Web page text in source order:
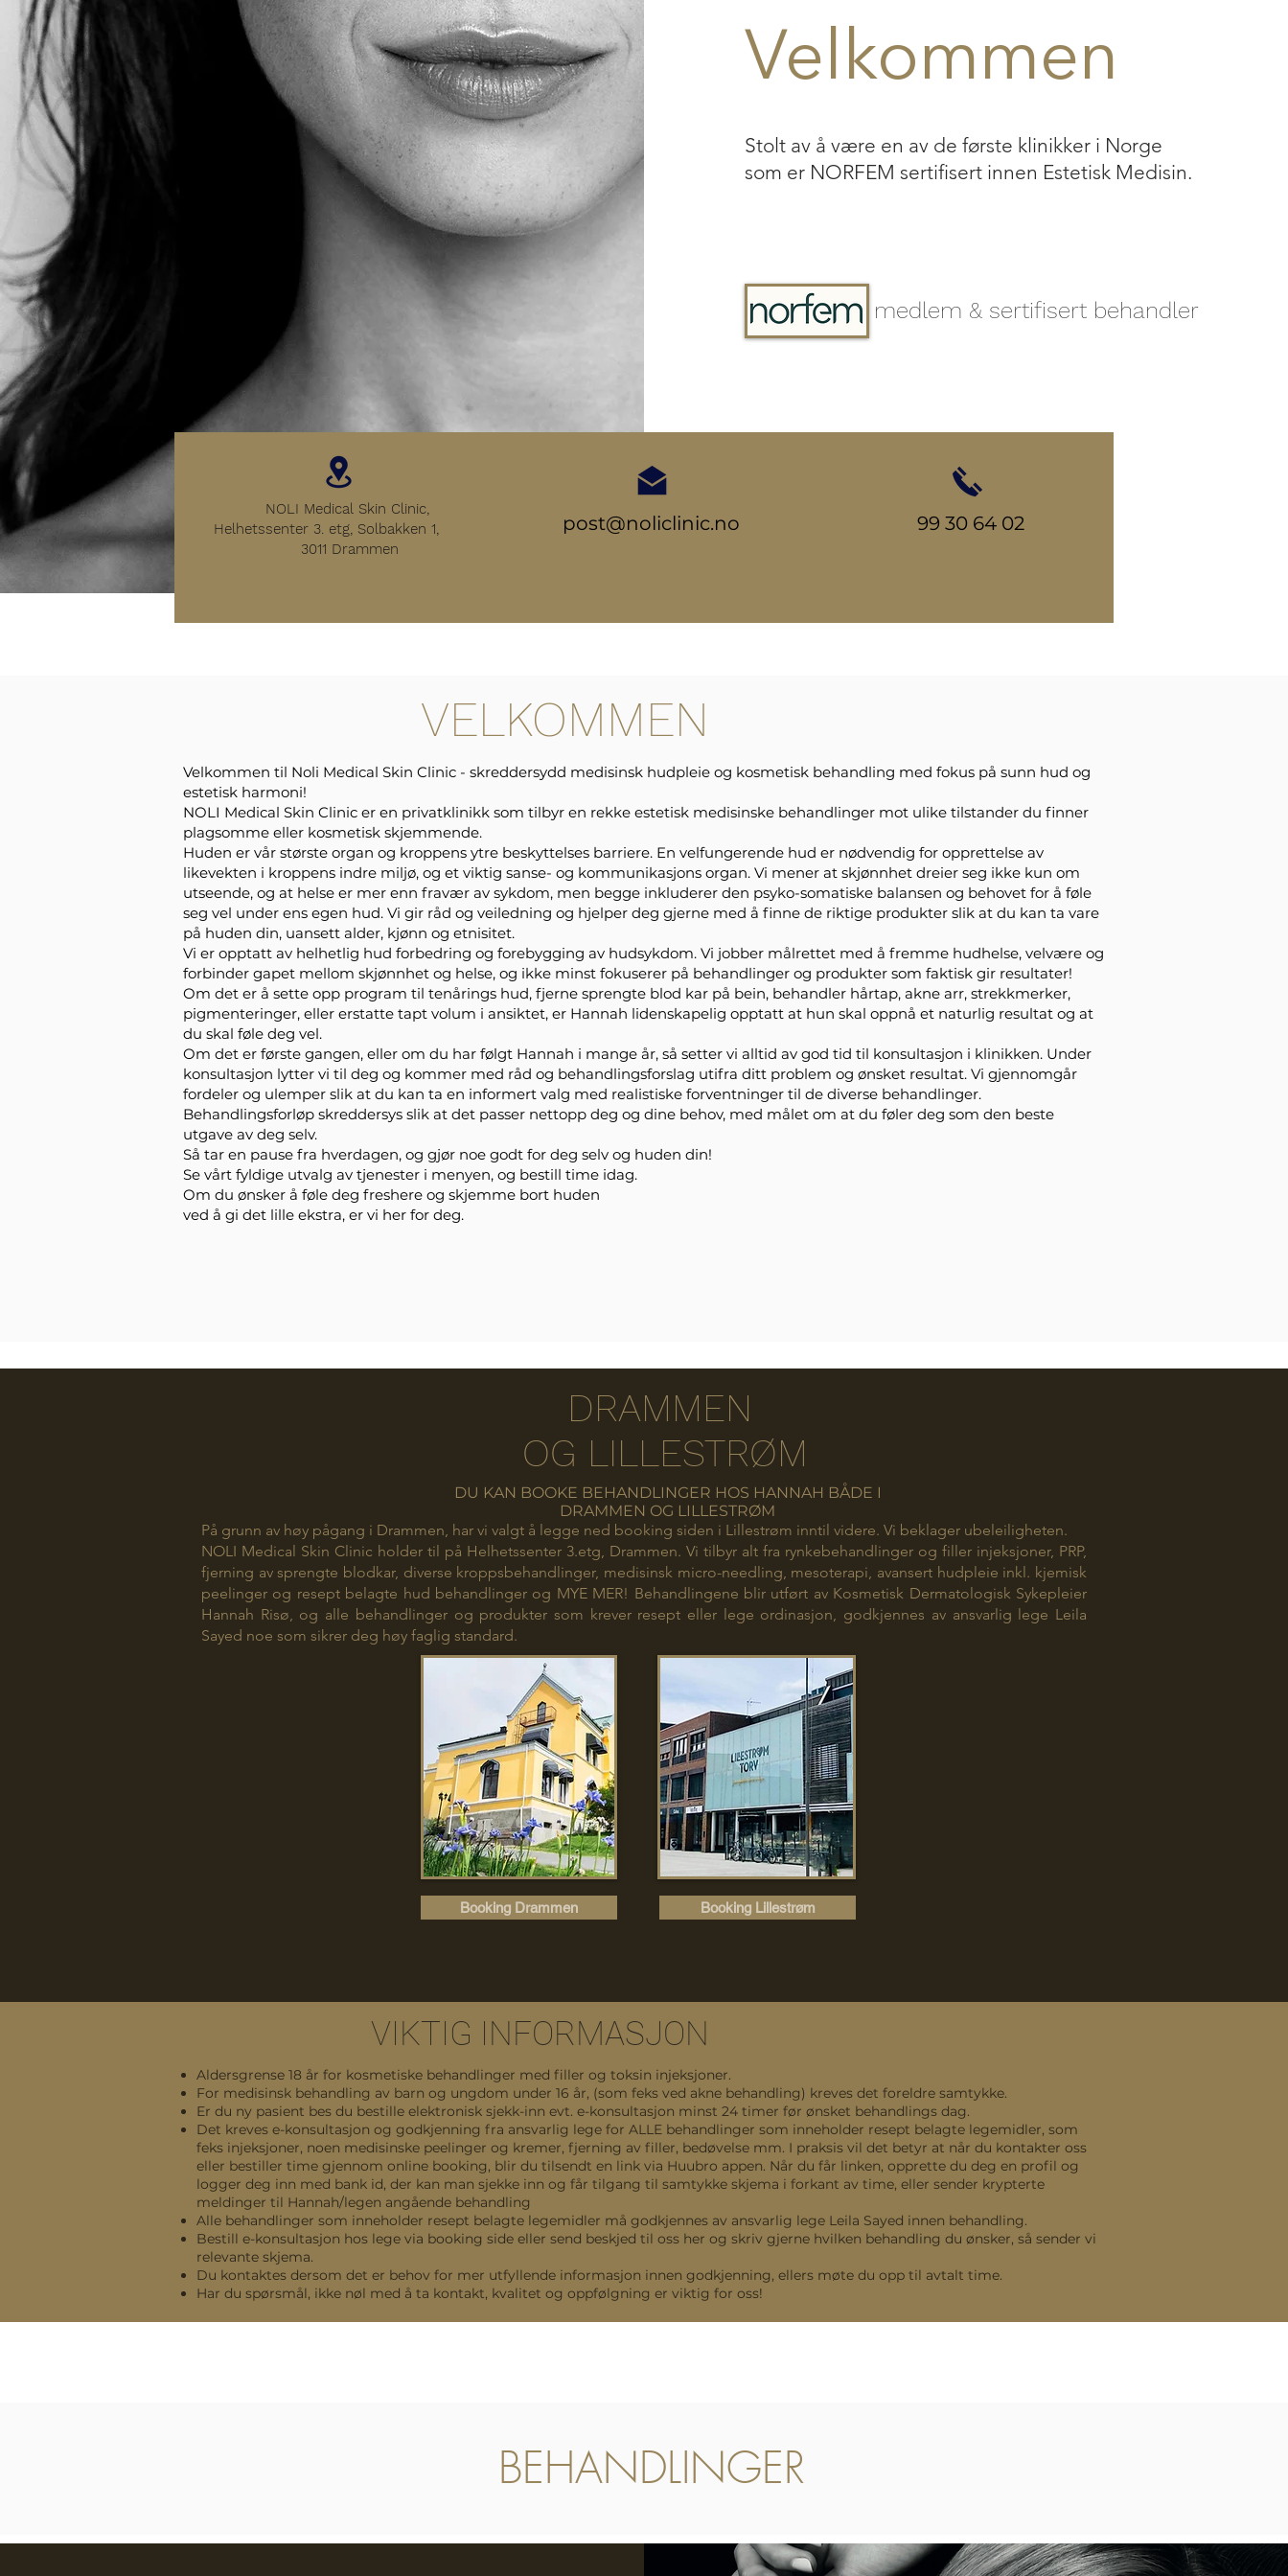
Velkommen
Stolt av å være en av de første klinikker i Norge
som er NORFEM sertifisert innen Estetisk Medisin.
medlem & sertifisert behandler
NOLI Medical Skin Clinic,
Helhetssenter 3. etg, Solbakken 1,
3011 Drammen
post@noliclinic.no 99 30 64 02
VELKOMMEN
Velkommen til Noli Medical Skin Clinic - skreddersydd medisinsk hudpleie og kosmetisk behandling med fokus på sunn hud og
estetisk harmoni!
NOLI Medical Skin Clinic er en privatklinikk som tilbyr en rekke estetisk medisinske behandlinger mot ulike tilstander du finner
plagsomme eller kosmetisk skjemmende.
Huden er vår største organ og kroppens ytre beskyttelses barriere. En velfungerende hud er nødvendig for opprettelse av
likevekten i kroppens indre miljø, og et viktig sanse- og kommunikasjons organ. Vi mener at skjønnhet dreier seg ikke kun om
utseende, og at helse er mer enn fravær av sykdom, men begge inkluderer den psyko-somatiske balansen og behovet for å føle
seg vel under ens egen hud. Vi gir råd og veiledning og hjelper deg gjerne med å finne de riktige produkter slik at du kan ta vare
på huden din, uansett alder, kjønn og etnisitet.
Vi er opptatt av helhetlig hud forbedring og forebygging av hudsykdom. Vi jobber målrettet med å fremme hudhelse, velvære og
forbinder gapet mellom skjønnhet og helse, og ikke minst fokuserer på behandlinger og produkter som faktisk gir resultater!
Om det er å sette opp program til tenårings hud, fjerne sprengte blod kar på bein, behandler hårtap, akne arr, strekkmerker,
pigmenteringer, eller erstatte tapt volum i ansiktet, er Hannah lidenskapelig opptatt at hun skal oppnå et naturlig resultat og at
du skal føle deg vel.
Om det er første gangen, eller om du har følgt Hannah i mange år, så setter vi alltid av god tid til konsultasjon i klinikken. Under
konsultasjon lytter vi til deg og kommer med råd og behandlingsforslag utifra ditt problem og ønsket resultat. Vi gjennomgår
fordeler og ulemper slik at du kan ta en informert valg med realistiske forventninger til de diverse behandlinger.
Behandlingsforløp skreddersys slik at det passer nettopp deg og dine behov, med målet om at du føler deg som den beste
utgave av deg selv.
Så tar en pause fra hverdagen, og gjør noe godt for deg selv og huden din!
Se vårt fyldige utvalg av tjenester i menyen, og bestill time idag.
Om du ønsker å føle deg freshere og skjemme bort huden
ved å gi det lille ekstra, er vi her for deg.
DRAMMEN
OG LILLESTRØM
DU KAN BOOKE BEHANDLINGER HOS HANNAH BÅDE I
DRAMMEN OG LILLESTRØM
På grunn av høy pågang i Drammen, har vi valgt å legge ned booking siden i Lillestrøm inntil videre. Vi beklager ubeleiligheten.
NOLI Medical Skin Clinic holder til på Helhetssenter 3.etg, Drammen. Vi tilbyr alt fra rynkebehandlinger og filler injeksjoner, PRP,
fjerning av sprengte blodkar, diverse kroppsbehandlinger, medisinsk micro-needling, mesoterapi, avansert hudpleie inkl. kjemisk
peelinger og resept belagte hud behandlinger og MYE MER! Behandlingene blir utført av Kosmetisk Dermatologisk Sykepleier
Hannah Risø, og alle behandlinger og produkter som krever resept eller lege ordinasjon, godkjennes av ansvarlig lege Leila
Sayed noe som sikrer deg høy faglig standard.
Booking Drammen Booking Lillestrøm
VIKTIG INFORMASJON
Aldersgrense 18 år for kosmetiske behandlinger med filler og toksin injeksjoner.
For medisinsk behandling av barn og ungdom under 16 år, (som feks ved akne behandling) kreves det foreldre samtykke.
Er du ny pasient bes du bestille elektronisk sjekk-inn evt. e-konsultasjon minst 24 timer før ønsket behandlings dag.
Det kreves e-konsultasjon og godkjenning fra ansvarlig lege for ALLE behandlinger som inneholder resept belagte legemidler, som
feks injeksjoner, noen medisinske peelinger og kremer, fjerning av filler, bedøvelse mm. I praksis vil det betyr at når du kontakter oss
eller bestiller time gjennom online booking, blir du tilsendt en link via Huubro appen. Når du får linken, opprette du deg en profil og
logger deg inn med bank id, der kan man sjekke inn og får tilgang til samtykke skjema i forkant av time, eller sender krypterte
meldinger til Hannah/legen angående behandling
Alle behandlinger som inneholder resept belagte legemidler må godkjennes av ansvarlig lege Leila Sayed innen behandling.
Bestill e-konsultasjon hos lege via booking side eller send beskjed til oss her og skriv gjerne hvilken behandling du ønsker, så sender vi
relevante skjema.
Du kontaktes dersom det er behov for mer utfyllende informasjon innen godkjenning, ellers møte du opp til avtalt time.
Har du spørsmål, ikke nøl med å ta kontakt, kvalitet og oppfølgning er viktig for oss!
BEHANDLINGER